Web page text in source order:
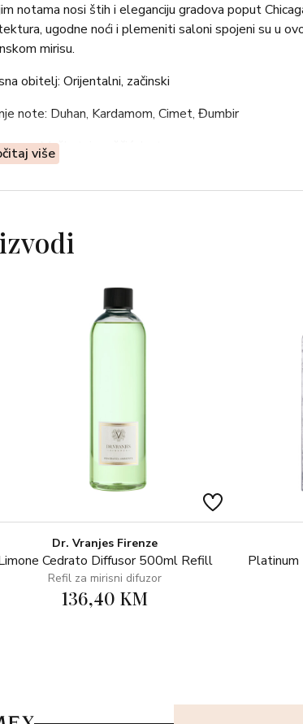
notama nosi štih i eleganciju gradova poput
ugodne noći i plemeniti saloni spojeni su u
mirisu.
obitelj: Orijentalni, začinski
note: Duhan, Kardamom, Cimet, Đumbir
srca: Muškatni oraščić, Jantar
više
Dr. Vranjes Firenze
Cedrato Diffusor 500ml Refill
Refil za mirisni difuzor
136,40 KM